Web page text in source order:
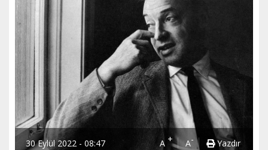
30 Eylül 2022 - 08:47 A + A- Yazdır